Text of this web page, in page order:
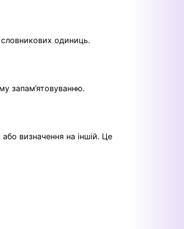
словникових одиниць.
запам’ятовуванню.
визначення на іншій. Це